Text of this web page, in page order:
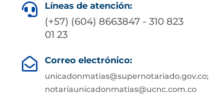
 Líneas de atención:
(+57) (604) 8663847 - 310 823
01 23
 Correo electrónico:
unicadonmatias@supernotariado.gov.co;
notariaunicadonmatias@ucnc.com.co